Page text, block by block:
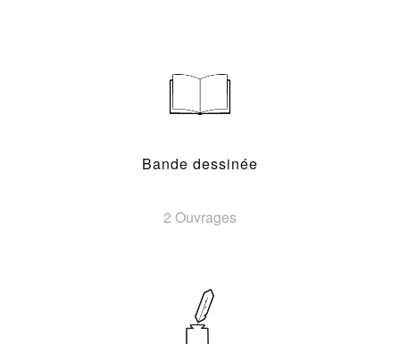
Bande dessinée
2 Ouvrages